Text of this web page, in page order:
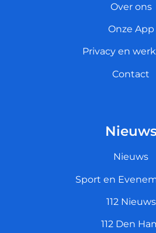
Over ons
Onze App
Privacy en
Contact
Nieuws
Sport en
112 Nieuws
112 Den